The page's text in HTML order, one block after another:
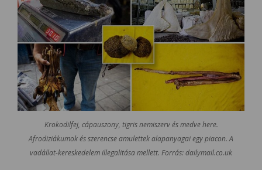
Krokodilfej, cápauszony, tigris nemiszerv és medve here.
Afrodiziákumok és szerencse amulettek alapanyagai egy piacon. A
vadállat-kereskedelem illegalitása mellett. Forrás: dailymail.co.uk